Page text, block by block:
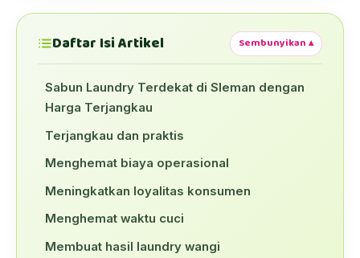
Daftar Isi Artikel Sembunyikan ▴
Sabun Laundry Terdekat di Sleman dengan
Harga Terjangkau
Terjangkau dan praktis
Menghemat biaya operasional
Meningkatkan loyalitas konsumen
Menghemat waktu cuci
Membuat hasil laundry wangi